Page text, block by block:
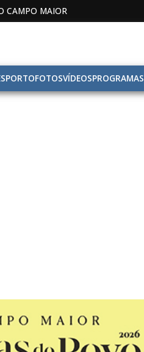
CAMPO MAIOR
FOTOSVÍDEOSPROGRAMAS